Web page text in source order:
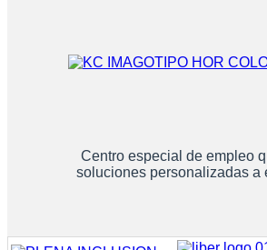
Centro especial de empleo
soluciones personalizadas a